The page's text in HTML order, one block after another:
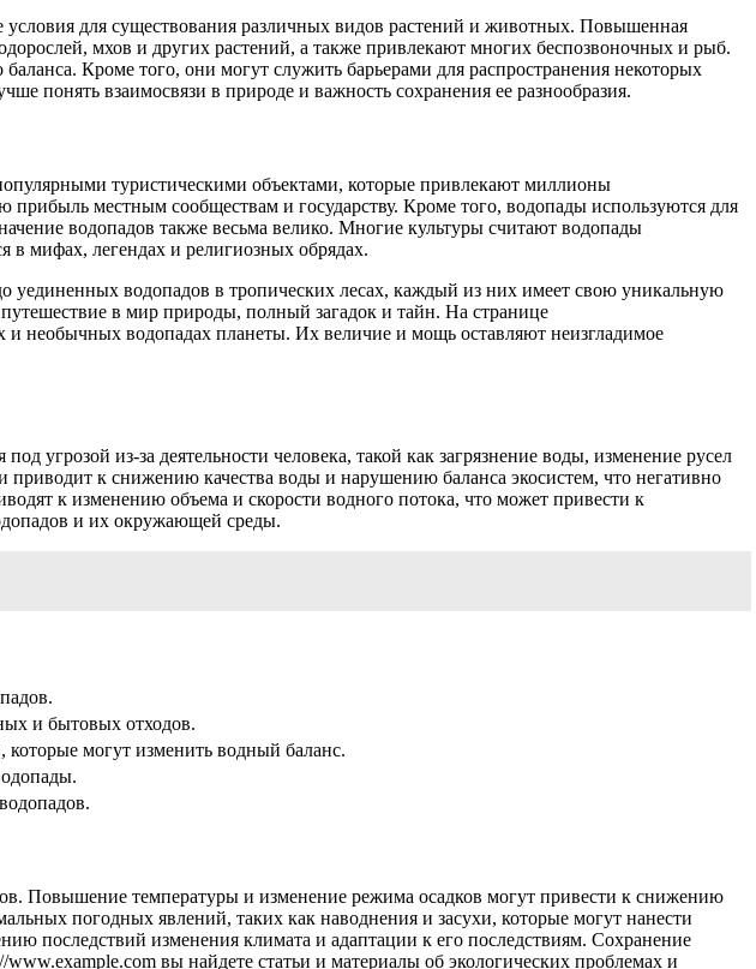
для существования различных видов растений и животных. Повышенная
мхов и других растений, а также привлекают многих беспозвоночных и рыб.
Кроме того, они могут служить барьерами для распространения некоторых
понять взаимосвязи в природе и важность сохранения ее разнообразия.
туристическими объектами, которые привлекают миллионы
местным сообществам и государству. Кроме того, водопады используются для
водопадов также весьма велико. Многие культуры считают водопады
мифах, легендах и религиозных обрядах.
уединенных водопадов в тропических лесах, каждый из них имеет свою уникальную
в мир природы, полный загадок и тайн. На странице
необычных водопадах планеты. Их величие и мощь оставляют неизгладимое
угрозой из-за деятельности человека, такой как загрязнение воды, изменение русел
к снижению качества воды и нарушению баланса экосистем, что негативно
к изменению объема и скорости водного потока, что может привести к
и их окружающей среды.
и бытовых отходов.
которые могут изменить водный баланс.
Повышение температуры и изменение режима осадков могут привести к снижению
погодных явлений, таких как наводнения и засухи, которые могут нанести
последствий изменения климата и адаптации к его последствиям. Сохранение
вы найдете статьи и материалы об экологических проблемах и